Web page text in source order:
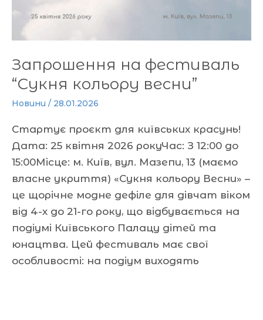
Запрошення на фестиваль
“Сукня кольору весни”
Новини / 28.01.2026
Стартує проєкт для київських красунь!
Дата: 25 квітня 2026 рокуЧас: З 12:00 до
15:00Місце: м. Київ, вул. Мазепи, 13 (маємо
власне укриття) «Сукня кольору Весни» –
це щорічне модне дефіле для дівчат віком
від 4-х до 21-го року, що відбувається на
подіумі Київського Палацу дітей та
юнацтва. Цей фестиваль має свої
особливості: на подіум виходять